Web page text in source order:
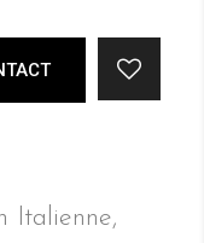
Italienne,